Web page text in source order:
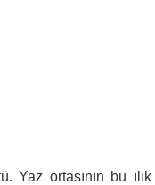
Yaz ortasının bu ılık